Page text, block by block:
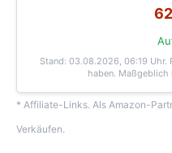
Stand: 03.08.2026, 06:19 Uhr.
haben. Maßgeblich
* Affiliate-Links. Als Amazon-
Verkäufen.